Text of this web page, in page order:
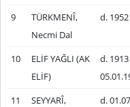
9
TÜRKMENÎ,
Necmi Dal
d.
10
ELİF YAĞLI (AK
ELİF)
d.
11
SEYYARÎ,
d.